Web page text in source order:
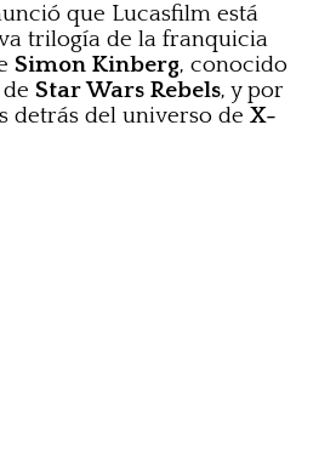
que Lucasfilm está
trilogía de la franquicia
Simon Kinberg, conocido
Star Wars Rebels, y por
detrás del universo de X-